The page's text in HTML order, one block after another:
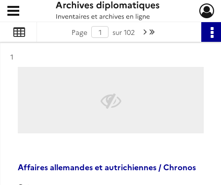
Archives diplomatiques
Ouvrir le menu déroulant
Page sur 102 Page suivante : 1/102
Résultat n°
1
Affaires allemandes et autrichiennes / Chronos